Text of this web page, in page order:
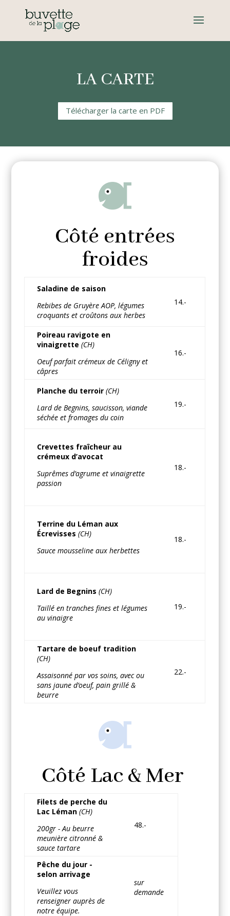
LA CARTE
Télécharger la carte en PDF
Côté entrées
froides
Saladine de saison
Rebibes de Gruyère AOP, légumes
croquants et croûtons aux herbes
14.-
Poireau ravigote en
vinaigrette(CH)
Oeuf parfait crémeux de Céligny et
câpres
16.-
Planche du terroir(CH)
Lard de Begnins, saucisson, viande
séchée et fromages du coin
19.-
Crevettes fraîcheur au
crémeux d’avocat
Suprêmes d’agrume et vinaigrette
passion
18.-
Terrine du Léman aux
Écrevisses(CH)
Sauce mousseline aux herbettes
18.-
Lard de Begnins(CH)
Taillé en tranches fines et légumes
au vinaigre
19.-
Tartare de boeuf tradition
(CH)
Assaisonné par vos soins, avec ou
sans jaune d’oeuf, pain grillé &
beurre
22.-
Côté Lac & Mer
Filets de perche du
Lac Léman(CH)
200gr - Au beurre
meunière citronné &
sauce tartare
48.-
Pêche du jour -
selon arrivage
Veuillez vous
renseigner auprès de
notre équipe.
sur
demande